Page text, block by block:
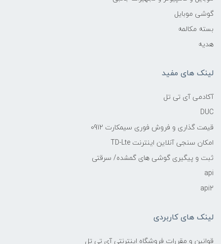
گوشی موبایل
بسته مکالمه
هدیه
لینک های مفید
آکادمی آی تی تل
DUC
قیمت گذاری و فروش فوری سیمکارت 0912
امکان سنجی آنلاین اینترنت TD-Lte
ثبت و پیگیری گوشی های گمشده/ سرقتی
api
api2
لینک های کاربردی
قوانین و مقررات فروشگاه اینترنتی آی تی تل